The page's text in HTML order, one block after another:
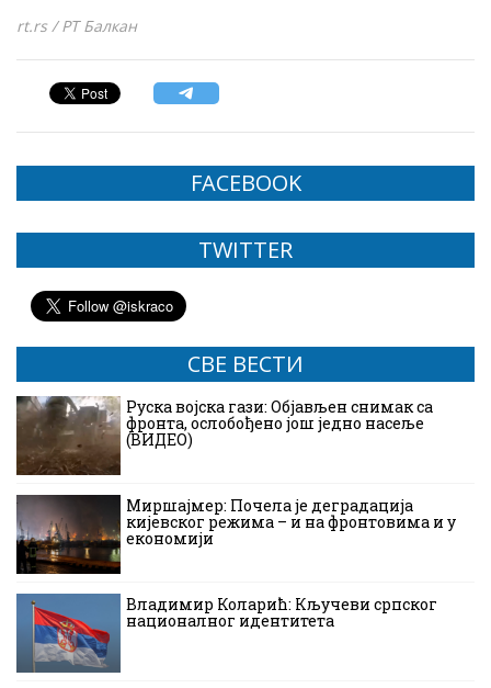
rt.rs / РТ Балкан
FACEBOOK
TWITTER
СВЕ ВЕСТИ
Руска војска гази: Објављен снимак са
фронта, ослобођено још једно насеље
(ВИДЕО)
Миршајмер: Почела је деградација
кијевског режима – и на фронтовима и у
економији
Владимир Коларић: Кључеви српског
националног идентитета